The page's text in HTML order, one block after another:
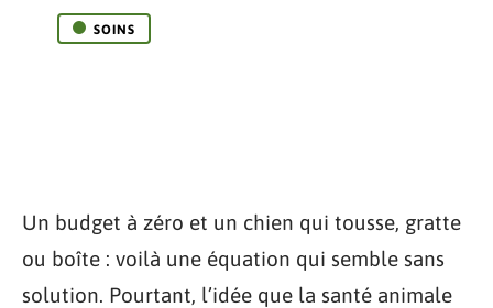
SOINS
Un budget à zéro et un chien qui tousse, gratte
ou boîte : voilà une équation qui semble sans
solution. Pourtant, l’idée que la santé animale